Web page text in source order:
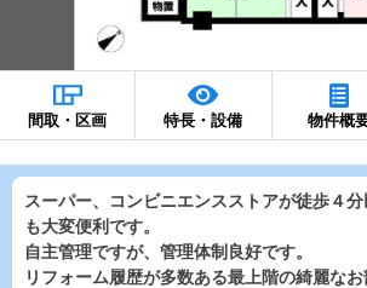
間取・区画 特長・設備 物件概
スーパー、コンビニエンスストアが徒歩４
も大変便利です。
自主管理ですが、管理体制良好です。
リフォーム履歴が多数ある最上階の綺麗なお